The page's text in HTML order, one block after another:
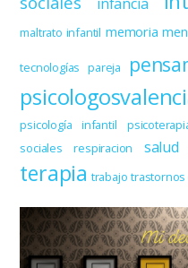
maltrato infantil memoria
tecnologías pareja
psicología infantil
sociales
respiracion salud
terapia trabajo trastornos